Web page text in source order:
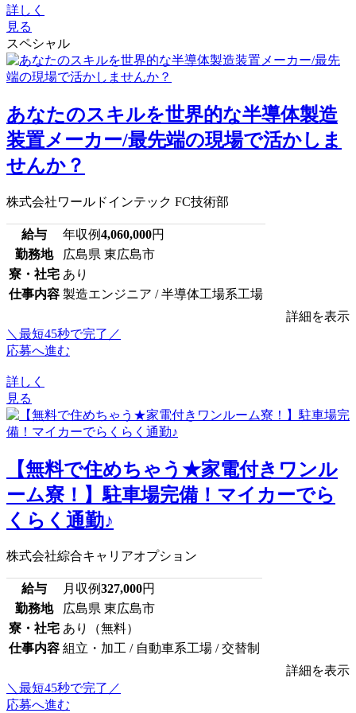
詳しく
見る
スペシャル
あなたのスキルを世界的な半導体製造
装置メーカー/最先端の現場で活かしま
せんか？
株式会社ワールドインテック FC技術部
給与 年収例4,060,000円
勤務地
広島県 東広島市
寮・社宅 あり
仕事内容 製造エンジニア / 半導体工場系工場
詳細を表示
＼最短45秒で完了／
応募へ進む
詳しく
見る
【無料で住めちゃう★家電付きワンル
ーム寮！】駐車場完備！マイカーでら
くらく通勤♪
株式会社綜合キャリアオプション
給与 月収例327,000円
勤務地
広島県 東広島市
寮・社宅 あり（無料）
仕事内容 組立・加工 / 自動車系工場 / 交替制
詳細を表示
＼最短45秒で完了／
応募へ進む